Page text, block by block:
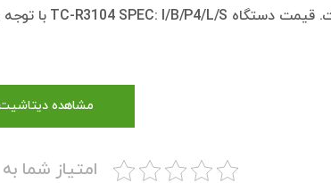
مشاهده
امتیاز شما